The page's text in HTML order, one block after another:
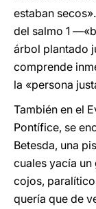
estaban
del salmo 1
árbol plantado
comprende
la «persona
También en el
Pontífice, se
Betesda, una
cuales yacía
cojos,
quería que de